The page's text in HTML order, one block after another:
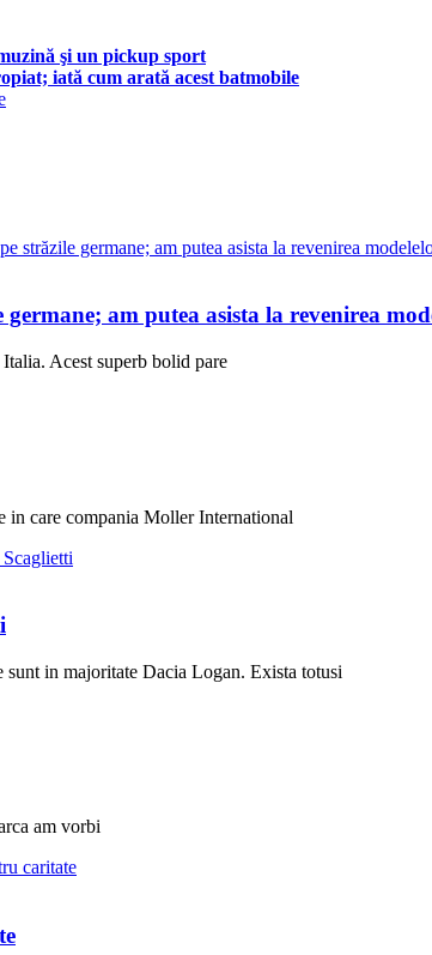
şi un pickup sport
iată cum arată acest batmobile
am putea asista la revenirea
Acest superb bolid pare
in care compania Moller International
in majoritate Dacia Logan. Exista totusi
am vorbi